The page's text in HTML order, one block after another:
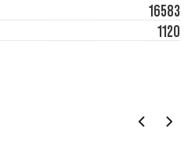
16583
1120